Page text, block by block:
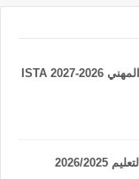
طريقة الاطلاع على نتائج التكوين المهني 2026-2027 ISTA